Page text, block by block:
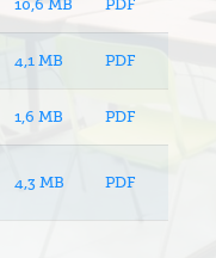
10,6 MB PDF
4,1 MB PDF
1,6 MB PDF
4,3 MB PDF